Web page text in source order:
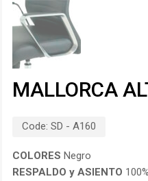
MALLORCA
Code: SD - A160
COLORES Negro
RESPALDO y ASIENTO